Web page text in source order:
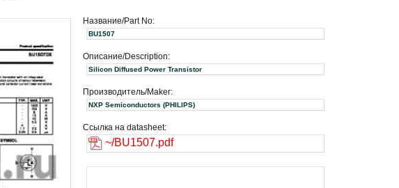
Название/Part No:
BU1507
Описание/Description:
Silicon Diffused Power Transistor
Производитель/Maker:
NXP Semiconductors (PHILIPS)
Ссылка на datasheet:
~/BU1507.pdf